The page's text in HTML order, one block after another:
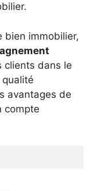
bien immobilier,
clients dans le
avantages de
compte